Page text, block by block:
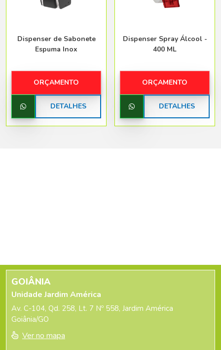
Dispenser de Sabonete
Espuma Inox
ORÇAMENTO
DETALHES
Dispenser Spray Álcool -
400 ML
ORÇAMENTO
DETALHES
GOIÂNIA
Unidade Jardim América
Av. C-104, Qd. 258, Lt. 7 Nº 558, Jardim América
Goiânia/GO
Ver no mapa